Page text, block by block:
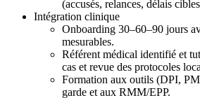
(accusés, relances, délais
Intégration clinique
Onboarding 30–60–90 jours
mesurables.
Référent médical identifié et
cas et revue des protocoles
Formation aux outils (DPI,
garde et aux RMM/EPP.